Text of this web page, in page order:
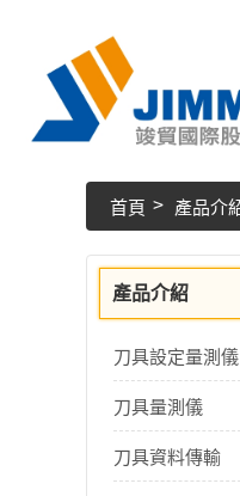
首頁 產品介
產品介紹
刀具設定量測儀
刀具量測儀
刀具資料傳輸